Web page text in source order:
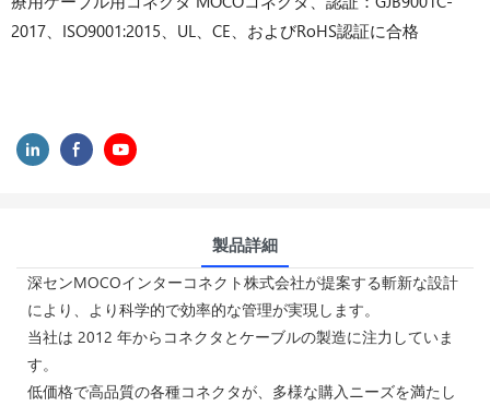
2017、ISO9001:2015、UL、CE、およびRoHS認証に合格
製品詳細
深センMOCOインターコネクト株式会社が提案する斬新な設計
により、より科学的で効率的な管理が実現します。
当社は 2012 年からコネクタとケーブルの製造に注力していま
す。
低価格で高品質の各種コネクタが、多様な購入ニーズを満たし